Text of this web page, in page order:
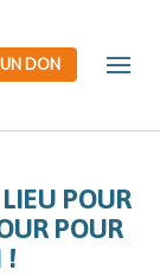
POUR
POUR
!
DON